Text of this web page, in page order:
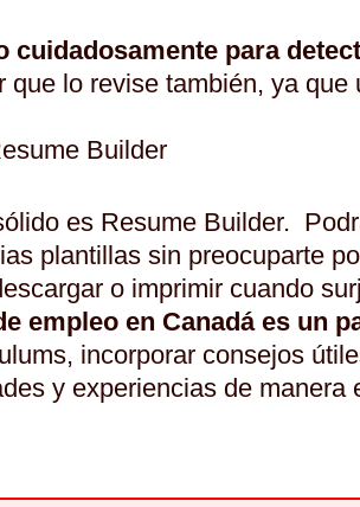
cuidadosamente para
lo revise también, ya
Builder
es Resume Builder.
plantillas sin preocuparte
o imprimir cuando
empleo en Canadá es un
incorporar consejos
y experiencias de manera